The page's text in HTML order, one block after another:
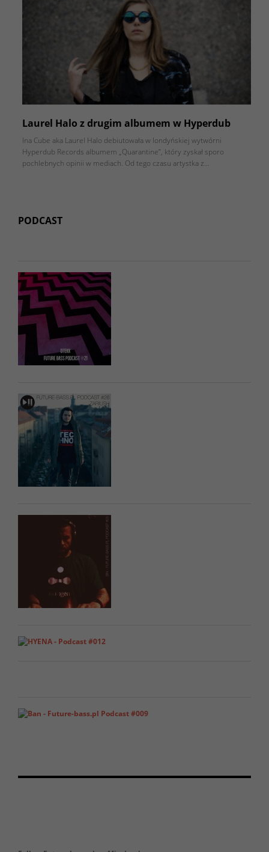
Laurel Halo z drugim albumem w Hyperdub
Ina Cube aka Laurel Halo debiutowała w londyńskiej wytwórni
Hyperdub Records albumem „Quarantine”, który zyskał sporo
pochlebnych opinii w mediach. Od tego czasu artystka z…
PODCAST